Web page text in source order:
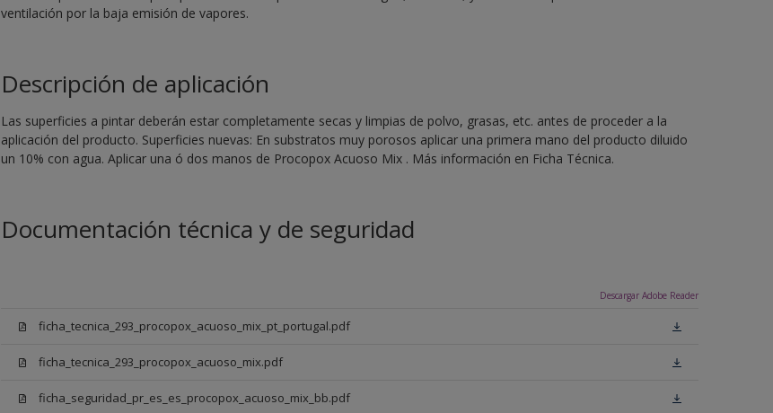
ventilación por la baja emisión de vapores.
Descripción de aplicación
Las superficies a pintar deberán estar completamente secas y limpias de polvo, grasas, etc. antes de proceder a la
aplicación del producto. Superficies nuevas: En substratos muy porosos aplicar una primera mano del producto diluido
un 10% con agua. Aplicar una ó dos manos de Procopox Acuoso Mix . Más información en Ficha Técnica.
Documentación técnica y de seguridad
Descargar Adobe Reader
ficha_tecnica_293_procopox_acuoso_mix_pt_portugal.pdf
ficha_tecnica_293_procopox_acuoso_mix.pdf
ficha_seguridad_pr_es_es_procopox_acuoso_mix_bb.pdf